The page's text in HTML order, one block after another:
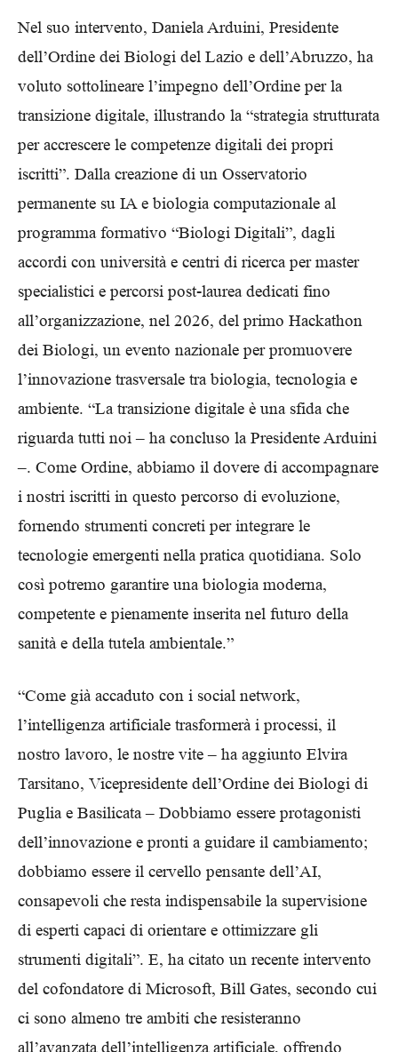
Nel suo intervento, Daniela Arduini, Presidente
dell’Ordine dei Biologi del Lazio e dell’Abruzzo, ha
voluto sottolineare l’impegno dell’Ordine per la
transizione digitale, illustrando la “strategia strutturata
per accrescere le competenze digitali dei propri
iscritti”. Dalla creazione di un Osservatorio
permanente su IA e biologia computazionale al
programma formativo “Biologi Digitali”, dagli
accordi con università e centri di ricerca per master
specialistici e percorsi post-laurea dedicati fino
all’organizzazione, nel 2026, del primo Hackathon
dei Biologi, un evento nazionale per promuovere
l’innovazione trasversale tra biologia, tecnologia e
ambiente. “La transizione digitale è una sfida che
riguarda tutti noi – ha concluso la Presidente Arduini
–. Come Ordine, abbiamo il dovere di accompagnare
i nostri iscritti in questo percorso di evoluzione,
fornendo strumenti concreti per integrare le
tecnologie emergenti nella pratica quotidiana. Solo
così potremo garantire una biologia moderna,
competente e pienamente inserita nel futuro della
sanità e della tutela ambientale.”
“Come già accaduto con i social network,
l’intelligenza artificiale trasformerà i processi, il
nostro lavoro, le nostre vite – ha aggiunto Elvira
Tarsitano, Vicepresidente dell’Ordine dei Biologi di
Puglia e Basilicata – Dobbiamo essere protagonisti
dell’innovazione e pronti a guidare il cambiamento;
dobbiamo essere il cervello pensante dell’AI,
consapevoli che resta indispensabile la supervisione
di esperti capaci di orientare e ottimizzare gli
strumenti digitali”. E, ha citato un recente intervento
del cofondatore di Microsoft, Bill Gates, secondo cui
ci sono almeno tre ambiti che resisteranno
all’avanzata dell’intelligenza artificiale, offrendo